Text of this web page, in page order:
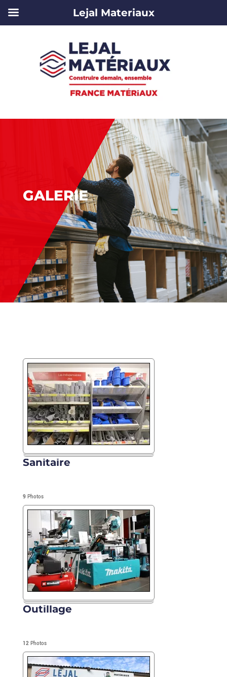
GALERIE
Sanitaire
9Photos
Outillage
12Photos
Lejal Materiaux